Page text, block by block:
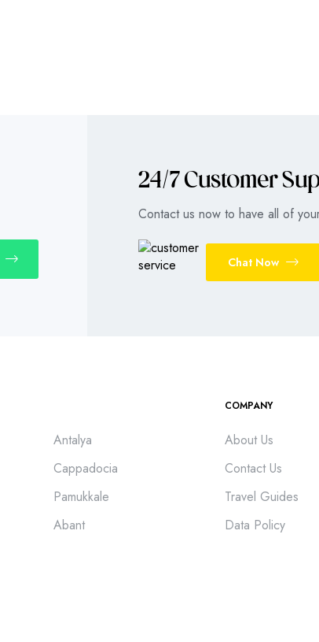
24/7 Customer
Contact us now to have all of
Chat Now
Antalya
Cappadocia
Pamukkale
Abant
COMPANY
About Us
Contact Us
Travel Guides
Data Policy